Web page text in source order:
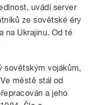
uvádí server
ze sovětské éry
na Ukrajinu. Od té
sovětským vojákům,
městě stál od
a jeho